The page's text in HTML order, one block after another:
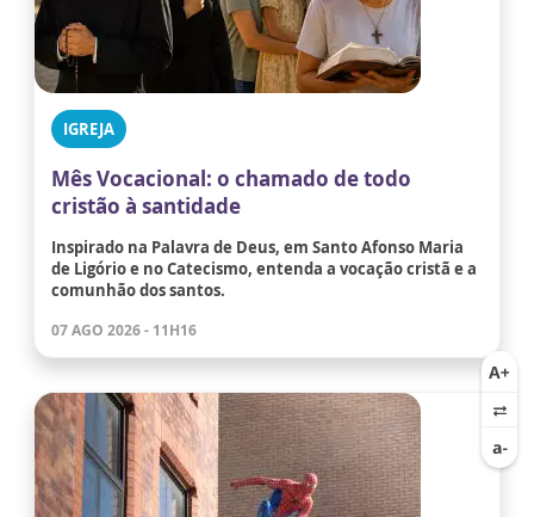
IGREJA
Mês Vocacional: o chamado de todo
cristão à santidade
Inspirado na Palavra de Deus, em Santo Afonso Maria
de Ligório e no Catecismo, entenda a vocação cristã e a
comunhão dos santos.
07 AGO 2026 - 11H16